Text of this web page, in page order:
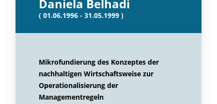
Daniela Belhadi
( 01.06.1996 - 31.05.1999 )
Mikrofundierung des Konzeptes der
nachhaltigen Wirtschaftsweise zur
Operationalisierung der
Managementregeln